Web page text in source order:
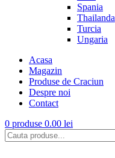
Spania
Thailanda
Turcia
Ungaria
Acasa
Magazin
Produse de Craciun
Despre noi
Contact
0 produse 0.00 lei